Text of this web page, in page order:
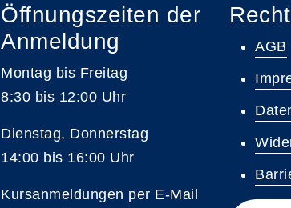
Öffnungszeiten der
Anmeldung
Montag bis Freitag
8:30 bis 12:00 Uhr
Dienstag, Donnerstag
14:00 bis 16:00 Uhr
Kursanmeldungen per E-Mail
AGB